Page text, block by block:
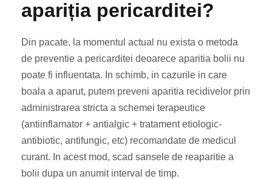
apariția pericarditei?
Din pacate, la momentul actual nu exista o metoda
de preventie a pericarditei deoarece aparitia bolii nu
poate fi influentata. In schimb, in cazurile in care
boala a aparut, putem preveni aparitia recidivelor prin
administrarea stricta a schemei terapeutice
(antiinflamator + antialgic + tratament etiologic-
antibiotic, antifungic, etc) recomandate de medicul
curant. In acest mod, scad sansele de reaparitie a
bolii dupa un anumit interval de timp.